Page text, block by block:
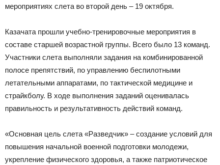
мероприятиях слета во второй день – 19 октября.
Казачата прошли учебно-тренировочные мероприятия в
составе старшей возрастной группы. Всего было 13 команд.
Участники слета выполняли задания на комбинированной
полосе препятствий, по управлению беспилотными
летательными аппаратами, по тактической медицине и
страйкболу. В ходе выполнения заданий оценивалась
правильность и результативность действий команд.
«Основная цель слета «Разведчик» – создание условий для
повышения начальной военной подготовки молодежи,
укрепление физического здоровья, а также патриотическое